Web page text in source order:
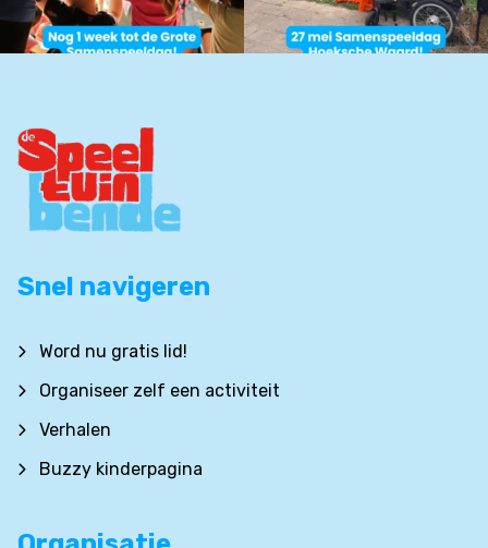
Snel navigeren
Word nu gratis lid!
Organiseer zelf een activiteit
Verhalen
Buzzy kinderpagina